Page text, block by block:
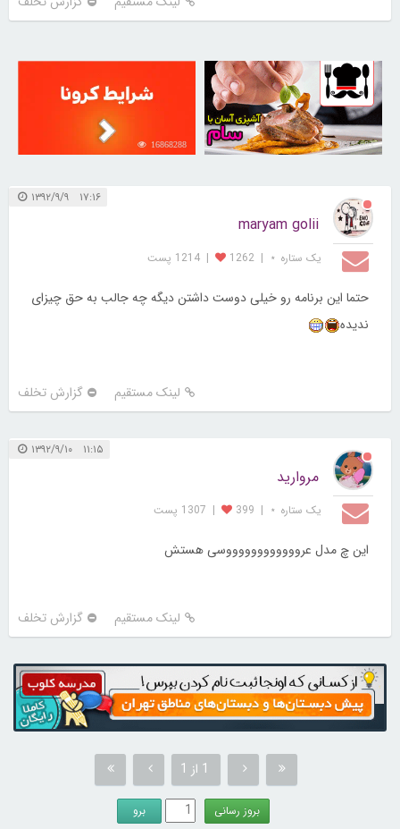
30255083
16868288
۱۷:۱۶ ۱۳۹۲/۹/۹
maryam golii
یک ستاره ⋆ |
1262
| 1214 پست
حتما این برنامه رو خیلی دوست داشتن دیگه چه جالب به حق چیزای
ندیده
لینک مستقیم گزارش تخلف
۱۱:۱۵ ۱۳۹۲/۹/۱۰
مروارید
یک ستاره ⋆ |
399
| 1307 پست
این چ مدل عرووووووووووووسی هستش
لینک مستقیم گزارش تخلف
1 از 1